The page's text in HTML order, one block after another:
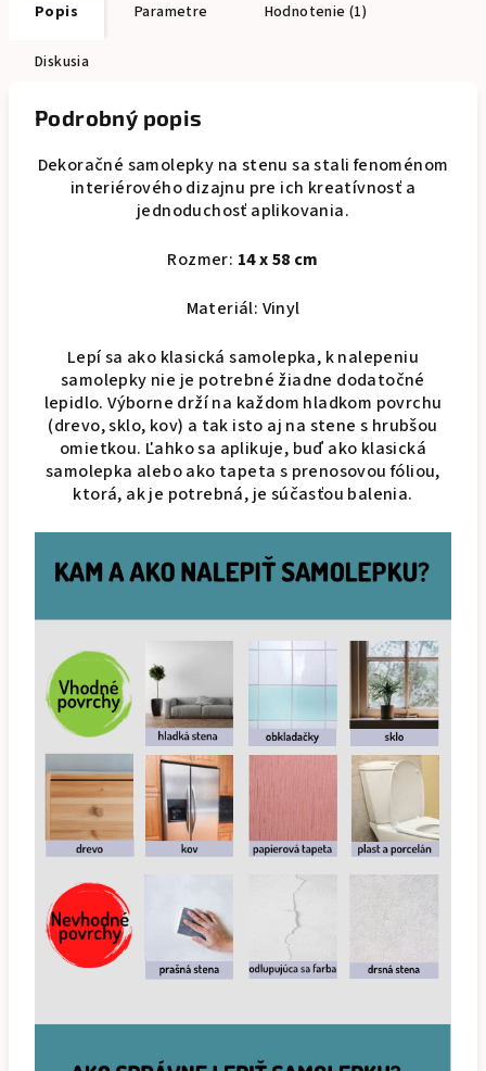
Popis Parametre Hodnotenie (1)
Diskusia
Podrobný popis
Dekoračné samolepky na stenu sa stali fenoménom
interiérového dizajnu pre ich kreatívnosť a
jednoduchosť aplikovania.
Rozmer: 14 x 58 cm
Materiál: Vinyl
Lepí sa ako klasická samolepka, k nalepeniu
samolepky nie je potrebné žiadne dodatočné
lepidlo. Výborne drží na každom hladkom povrchu
(drevo, sklo, kov) a tak isto aj na stene s hrubšou
omietkou. Ľahko sa aplikuje, buď ako klasická
samolepka alebo ako tapeta s prenosovou fóliou,
ktorá, ak je potrebná, je súčasťou balenia.